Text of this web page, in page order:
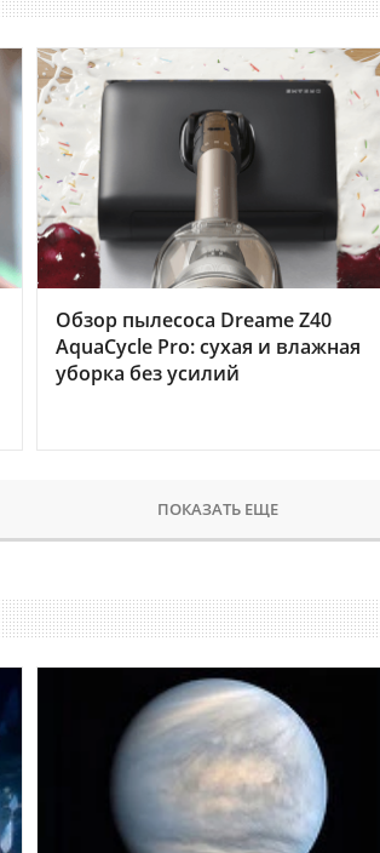
Обзор пылесоса Dreame Z40
AquaCycle Pro: сухая и влажная
уборка без усилий
ПОКАЗАТЬ ЕЩЕ